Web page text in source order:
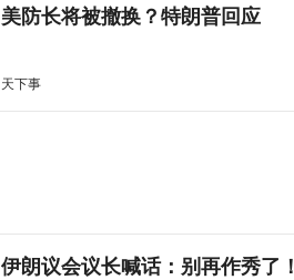
美防长将被撤换？特朗普回应
天下事
伊朗议会议长喊话：别再作秀了！